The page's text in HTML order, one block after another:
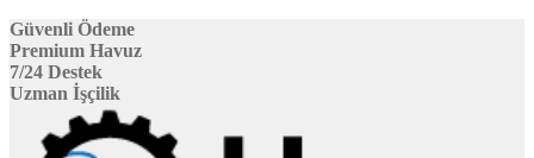
Güvenli Ödeme
Premium Havuz
7/24 Destek
Uzman İşçilik